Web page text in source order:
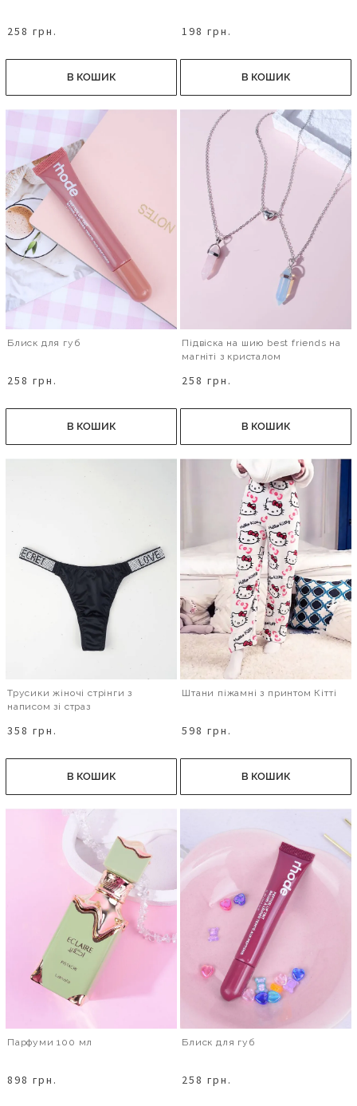
258 грн.
В КОШИК
198 грн.
В КОШИК
Блиск для губ
258 грн.
В КОШИК
Підвіска на шию best friends на
магніті з кристалом
258 грн.
В КОШИК
Трусики жіночі стрінги з
написом зі страз
358 грн.
В КОШИК
Штани піжамні з принтом Кітті
598 грн.
В КОШИК
Парфуми 100 мл
898 грн.
Блиск для губ
258 грн.